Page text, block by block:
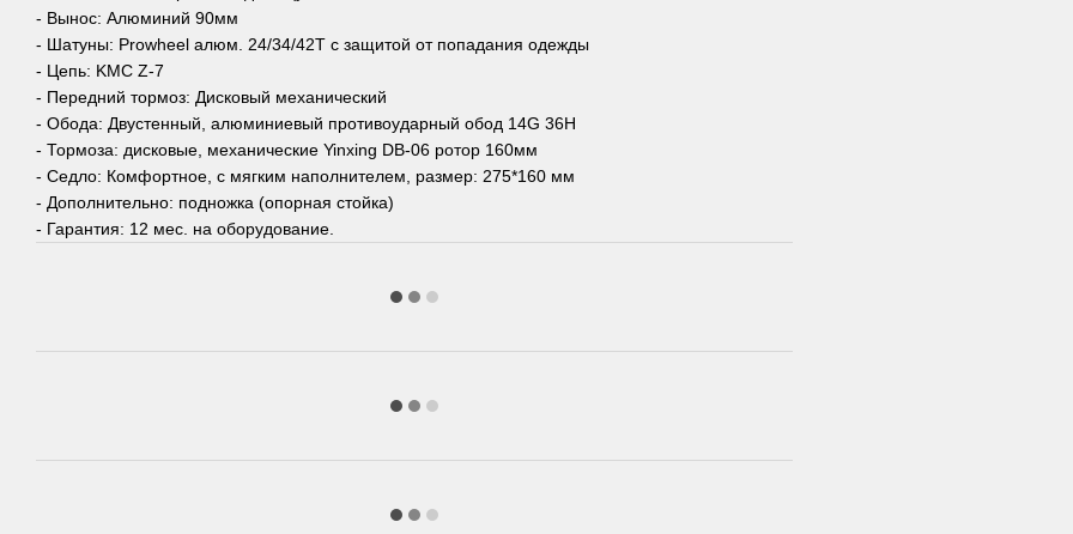
- Вынос: Алюминий 90мм
- Шатуны: Prowheel алюм. 24/34/42T с защитой от попадания одежды
- Цепь: KMC Z-7
- Передний тормоз: Дисковый механический
- Обода: Двустенный, алюминиевый противоударный обод 14G 36H
- Тормоза: дисковые, механические Yinxing DB-06 ротор 160мм
- Седло: Комфортное, с мягким наполнителем, размер: 275*160 мм
- Дополнительно: подножка (опорная стойка)
- Гарантия: 12 мес. на оборудование.